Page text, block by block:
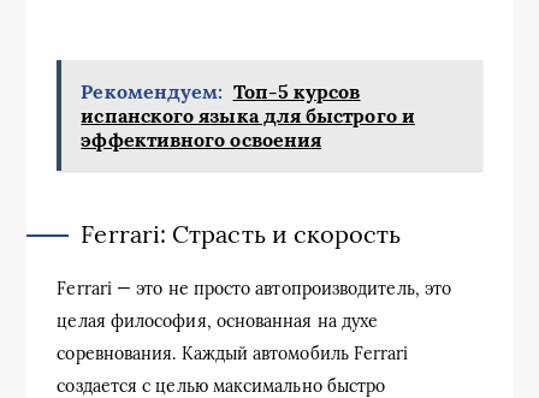
Рекомендуем: Топ-5 курсов
испанского языка для быстрого и
эффективного освоения
Ferrari: Страсть и скорость
Ferrari — это не просто автопроизводитель, это
целая философия, основанная на духе
соревнования. Каждый автомобиль Ferrari
создается с целью максимально быстро